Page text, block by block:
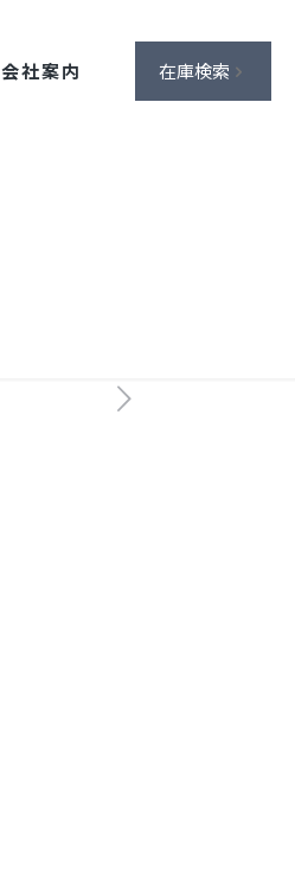
会社案内 在庫検索